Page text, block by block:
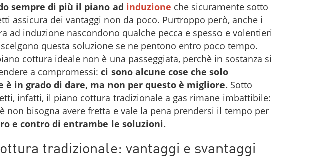
sempre di più il piano ad induzione che sicuramente sotto
assicura dei vantaggi non da poco. Purtroppo però, anche i
ad induzione nascondono qualche pecca e spesso e volentieri
questa soluzione se ne pentono entro poco tempo.
cottura ideale non è una passeggiata, perchè in sostanza si
a compromessi: ci sono alcune cose che solo
è in grado di dare, ma non per questo è migliore. Sotto
infatti, il piano cottura tradizionale a gas rimane imbattibile:
non bisogna avere fretta e vale la pena prendersi il tempo per
e contro di entrambe le soluzioni.
tradizionale: vantaggi e svantaggi